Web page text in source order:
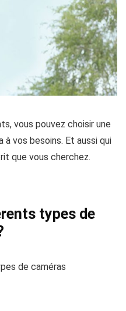
vous pouvez choisir une
vos besoins. Et aussi qui
que vous cherchez.
types de
de caméras